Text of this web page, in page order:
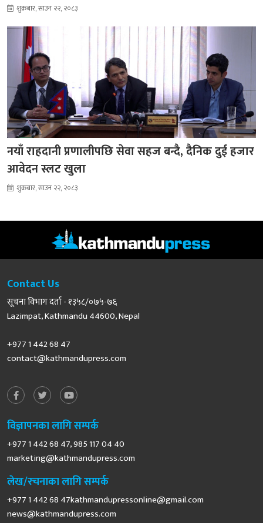
शुक्रबार, साउन २२, २०८३
नयाँ राहदानी प्रणालीपछि सेवा सहज बन्दै, दैनिक दुई हजार
आवेदन स्लट खुला
शुक्रबार, साउन २२, २०८३
Contact Us
सूचना विभाग दर्ता - १३५८/०७५-७६
Lazimpat, Kathmandu 44600, Nepal
+977 1 442 68 47
contact@kathmandupress.com
विज्ञापनका लागि सम्पर्क
+977 1 442 68 47, 985 117 04 40
marketing@kathmandupress.com
लेख/रचनाका लागि सम्पर्क
+977 1 442 68 47kathmandupressonline@gmail.com
news@kathmandupress.com